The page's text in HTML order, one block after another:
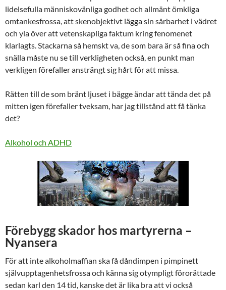
lidelsefulla människovänliga godhet och allmänt ömkliga
omtankesfrossa, att skenobjektivt lägga sin sårbarhet i vädret
och yla över att vetenskapliga faktum kring fenomenet
klarlagts. Stackarna så hemskt va, de som bara är så fina och
snälla måste nu se till verkligheten också, en punkt man
verkligen förefaller ansträngt sig hårt för att missa.
Rätten till de som bränt ljuset i bägge ändar att tända det på
mitten igen förefaller tveksam, har jag tillstånd att få tänka
det?
Alkohol och ADHD
Förebygg skador hos martyrerna –
Nyansera
För att inte alkoholmaffian ska få dåndimpen i pimpinett
självupptagenhetsfrossa och känna sig otympligt förorättade
sedan karl den 14 tid, kanske det är lika bra att vi också